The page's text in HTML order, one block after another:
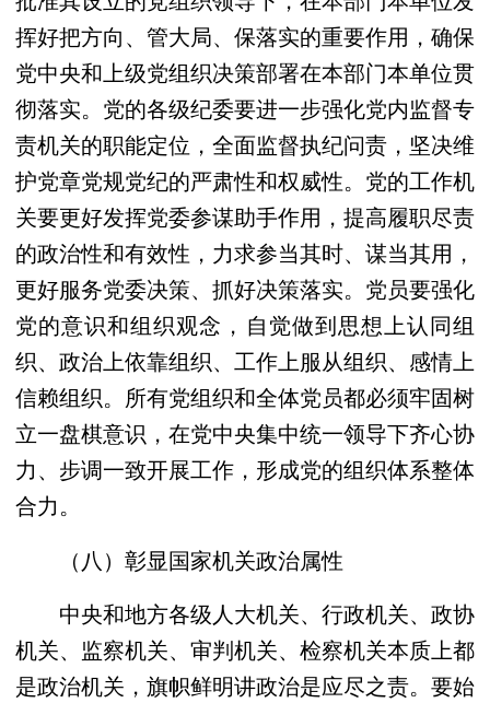
挥好把方向、管大局、保落实的重要作用，确保
党中央和上级党组织决策部署在本部门本单位贯
彻落实。党的各级纪委要进一步强化党内监督专
责机关的职能定位，全面监督执纪问责，坚决维
护党章党规党纪的严肃性和权威性。党的工作机
关要更好发挥党委参谋助手作用，提高履职尽责
的政治性和有效性，力求参当其时、谋当其用，
更好服务党委决策、抓好决策落实。党员要强化
党的意识和组织观念，自觉做到思想上认同组
织、政治上依靠组织、工作上服从组织、感情上
信赖组织。所有党组织和全体党员都必须牢固树
立一盘棋意识，在党中央集中统一领导下齐心协
力、步调一致开展工作，形成党的组织体系整体
合力。
（八）彰显国家机关政治属性
中央和地方各级人大机关、行政机关、政协
机关、监察机关、审判机关、检察机关本质上都
是政治机关，旗帜鲜明讲政治是应尽之责。要始